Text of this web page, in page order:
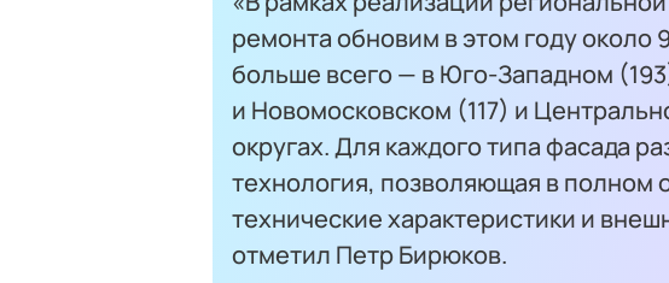
ремонта обновим в этом году
больше всего — в Юго-Западном
и Новомосковском (117) и
округах. Для каждого типа фасада
технология, позволяющая в полном
технические характеристики и
отметил Петр Бирюков.